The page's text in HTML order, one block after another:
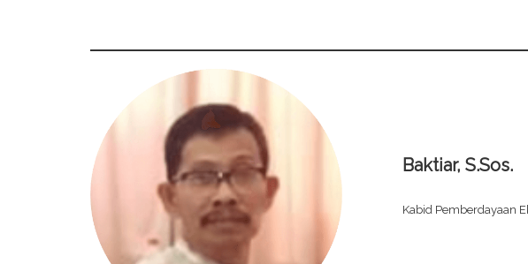
Baktiar, S.Sos.
Kabid Pemberdayaan